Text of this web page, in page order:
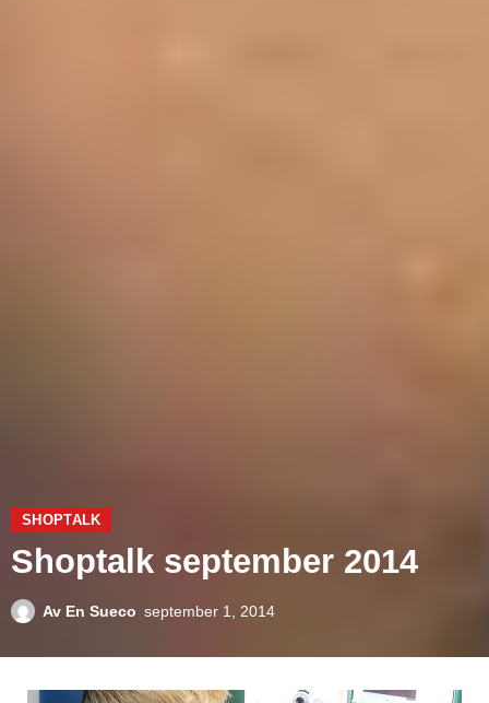
SHOPTALK
Shoptalk september 2014
Av En Sueco september 1, 2014